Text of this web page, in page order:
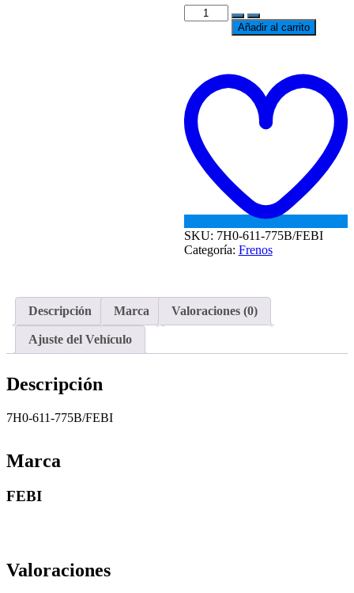
MANGUERA
DE
MORDAZA
POSTERIOR
TRANPORTER
230MM
cantidad
Añadir al carrito
SKU: 7H0-611-775B/FEBI
Categoría: Frenos
Descripción Marca Valoraciones (0)
Ajuste del Vehículo
Descripción
7H0-611-775B/FEBI
Marca
FEBI
Valoraciones